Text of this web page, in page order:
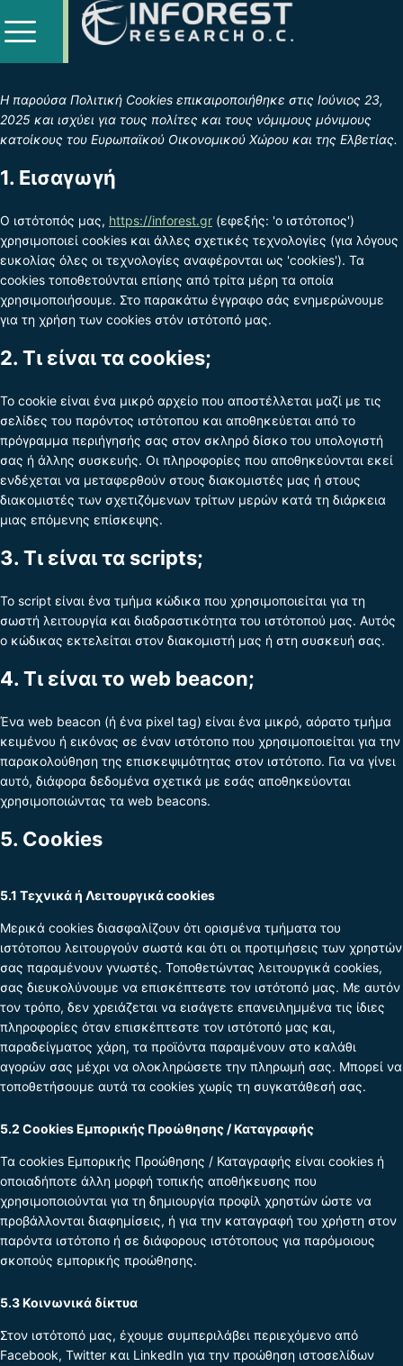
Η παρούσα Πολιτική Cookies επικαιροποιήθηκε στις Ιούνιος 23,
2025 και ισχύει για τους πολίτες και τους νόμιμους μόνιμους
κατοίκους του Ευρωπαϊκού Οικονομικού Χώρου και της Ελβετίας.
1. Εισαγωγή
Ο ιστότοπός μας, https://inforest.gr (εφεξής: 'ο ιστότοπος')
χρησιμοποιεί cookies και άλλες σχετικές τεχνολογίες (για λόγους
ευκολίας όλες οι τεχνολογίες αναφέρονται ως 'cookies'). Τα
cookies τοποθετούνται επίσης από τρίτα μέρη τα οποία
χρησιμοποιήσουμε. Στο παρακάτω έγγραφο σάς ενημερώνουμε
για τη χρήση των cookies στόν ιστότοπό μας.
2. Τι είναι τα cookies;
Το cookie είναι ένα μικρό αρχείο που αποστέλλεται μαζί με τις
σελίδες του παρόντος ιστότοπου και αποθηκεύεται από το
πρόγραμμα περιήγησής σας στον σκληρό δίσκο του υπολογιστή
σας ή άλλης συσκευής. Οι πληροφορίες που αποθηκεύονται εκεί
ενδέχεται να μεταφερθούν στους διακομιστές μας ή στους
διακομιστές των σχετιζόμενων τρίτων μερών κατά τη διάρκεια
μιας επόμενης επίσκεψης.
3. Τι είναι τα scripts;
Το script είναι ένα τμήμα κώδικα που χρησιμοποιείται για τη
σωστή λειτουργία και διαδραστικότητα του ιστότοπού μας. Αυτός
ο κώδικας εκτελείται στον διακομιστή μας ή στη συσκευή σας.
4. Τι είναι το web beacon;
Ένα web beacon (ή ένα pixel tag) είναι ένα μικρό, αόρατο τμήμα
κειμένου ή εικόνας σε έναν ιστότοπο που χρησιμοποιείται για την
παρακολούθηση της επισκεψιμότητας στον ιστότοπο. Για να γίνει
αυτό, διάφορα δεδομένα σχετικά με εσάς αποθηκεύονται
χρησιμοποιώντας τα web beacons.
5. Cookies
5.1 Τεχνικά ή Λειτουργικά cookies
Μερικά cookies διασφαλίζουν ότι ορισμένα τμήματα του
ιστότοπου λειτουργούν σωστά και ότι οι προτιμήσεις των χρηστών
σας παραμένουν γνωστές. Τοποθετώντας λειτουργικά cookies,
σας διευκολύνουμε να επισκέπτεστε τον ιστότοπό μας. Με αυτόν
τον τρόπο, δεν χρειάζεται να εισάγετε επανειλημμένα τις ίδιες
πληροφορίες όταν επισκέπτεστε τον ιστότοπό μας και,
παραδείγματος χάρη, τα προϊόντα παραμένουν στο καλάθι
αγορών σας μέχρι να ολοκληρώσετε την πληρωμή σας. Μπορεί να
τοποθετήσουμε αυτά τα cookies χωρίς τη συγκατάθεσή σας.
5.2 Cookies Εμπορικής Προώθησης / Καταγραφής
Τα cookies Εμπορικής Προώθησης / Καταγραφής είναι cookies ή
οποιαδήποτε άλλη μορφή τοπικής αποθήκευσης που
χρησιμοποιούνται για τη δημιουργία προφίλ χρηστών ώστε να
προβάλλονται διαφημίσεις, ή για την καταγραφή του χρήστη στον
παρόντα ιστότοπο ή σε διάφορους ιστότοπους για παρόμοιους
σκοπούς εμπορικής προώθησης.
5.3 Κοινωνικά δίκτυα
Στον ιστότοπό μας, έχουμε συμπεριλάβει περιεχόμενο από
Facebook, Twitter και LinkedIn για την προώθηση ιστοσελίδων